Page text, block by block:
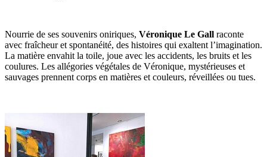
Nourrie de ses souvenirs oniriques, Véronique Le Gall raconte
avec fraîcheur et spontanéité, des histoires qui exaltent l’imagination.
La matière envahit la toile, joue avec les accidents, les bruits et les
coulures. Les allégories végétales de Véronique, mystérieuses et
sauvages prennent corps en matières et couleurs, réveillées ou tues.